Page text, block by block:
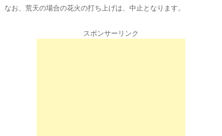
なお、荒天の場合の花火の打ち上げは、中止となります。
スポンサーリンク